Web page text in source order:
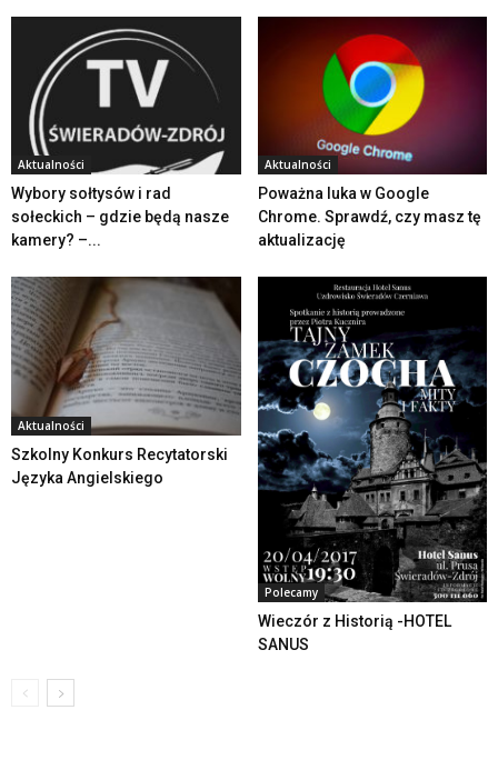
Aktualności
Wybory sołtysów i rad
sołeckich – gdzie będą nasze
kamery? –...
Aktualności
Poważna luka w Google
Chrome. Sprawdź, czy masz tę
aktualizację
Aktualności
Szkolny Konkurs Recytatorski
Języka Angielskiego
Polecamy
Wieczór z Historią -HOTEL
SANUS